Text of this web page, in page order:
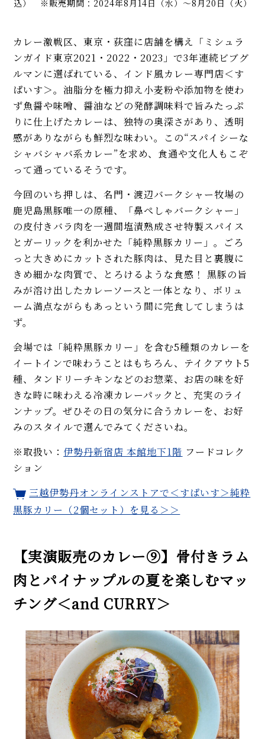
込） ※販売期間：2024年8月14日（水）～8月20日（火）
カレー激戦区、東京・荻窪に店舗を構え「ミシュラ
ンガイド東京2021・2022・2023」で3年連続ビブグ
ルマンに選ばれている、インド風カレー専門店＜す
ぱいす＞。油脂分を極力抑え小麦粉や添加物を使わ
ず魚醤や味噌、醤油などの発酵調味料で旨みたっぷ
りに仕上げたカレーは、独特の奥深さがあり、透明
感がありながらも鮮烈な味わい。この“スパイシーな
シャバシャバ系カレー”を求め、食通や文化人もこぞ
って通っているそうです。
今回のいち押しは、名門・渡辺バークシャー牧場の
鹿児島黒豚唯一の原種、「鼻ぺしゃバークシャー」
の皮付きバラ肉を一週間塩漬熟成させ特製スパイス
とガーリックを利かせた「純粋黒豚カリー」。ごろ
っと大きめにカットされた豚肉は、見た目と裏腹に
きめ細かな肉質で、とろけるような食感！ 黒豚の旨
みが溶け出したカレーソースと一体となり、ボリュ
ーム満点ながらもあっという間に完食してしまうは
ず。
会場では「純粋黒豚カリー」を含む5種類のカレーを
イートインで味わうことはもちろん、テイクアウト5
種、タンドリーチキンなどのお惣菜、お店の味を好
きな時に味わえる冷凍カレーパックと、充実のライ
ンナップ。ぜひその日の気分に合うカレーを、お好
みのスタイルで選んでみてくださいね。
※取扱い： 伊勢丹新宿店 本館地下1階 フードコレク
ション
三越伊勢丹オンラインストアで＜すぱいす＞純粋
黒豚カリー（2個セット）を見る＞＞
【実演販売のカレー⑨】骨付きラム
肉とパイナップルの夏を楽しむマッ
チング＜and CURRY＞